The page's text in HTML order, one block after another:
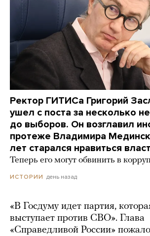
Ректор ГИТИСа Григорий
ушел с поста за несколько
до выборов. Он возглавил
протеже Владимира
лет старался нравиться
Теперь его могут обвинить в
ИСТОРИИ день назад
«В Госдуму идет партия,
выступает против СВО». Глава
«Справедливой России»